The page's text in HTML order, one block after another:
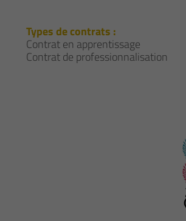
Types de contrats :
Contrat en apprentissage
Contrat de professionnalisation